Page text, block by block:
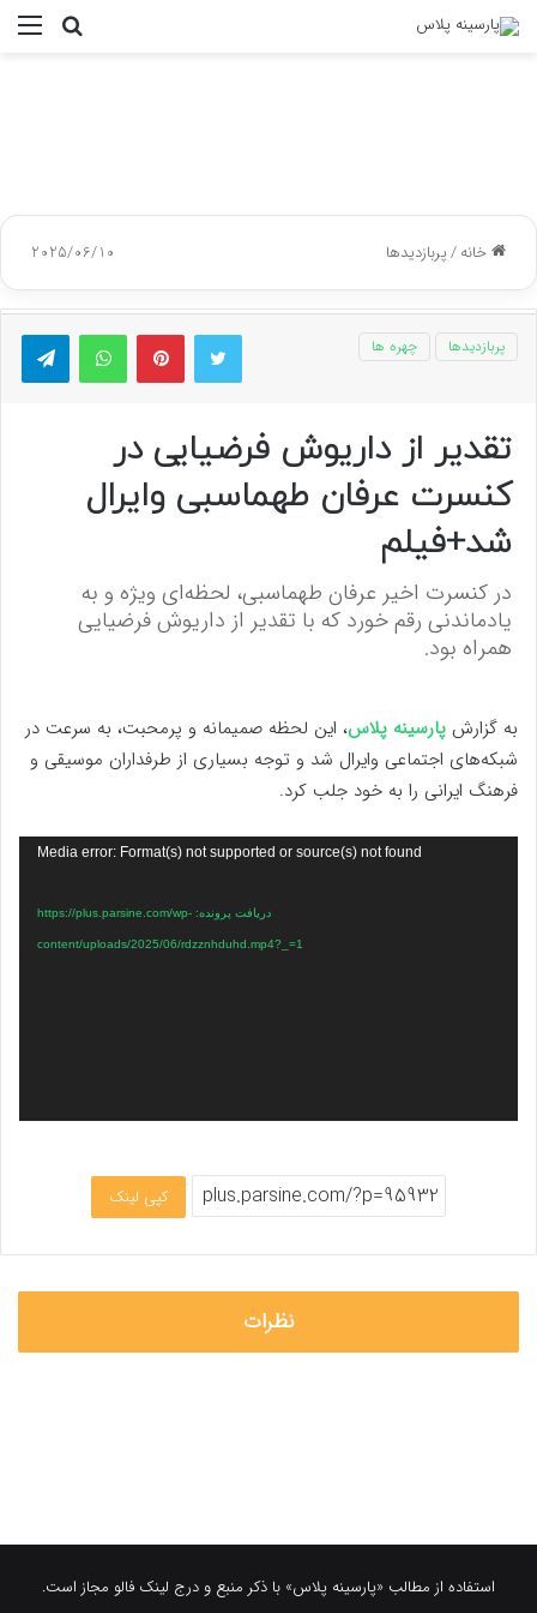
جستجو
خانه/پربازدیدها 2025/06/10
توییتر پینتریستواتس آپ
پربازدیدها چهره ها
تقدیر از داریوش فرضیایی در
کنسرت عرفان طهماسبی وایرال
شد+فیلم
در کنسرت اخیر عرفان طهماسبی، لحظه‌ای ویژه و به
یادماندنی رقم خورد که با تقدیر از داریوش فرضیایی
همراه بود.
به گزارش پارسینه پلاس، این لحظه صمیمانه و پرمحبت، به سرعت در
شبکه‌های اجتماعی وایرال شد و توجه بسیاری از طرفداران موسیقی و
فرهنگ ایرانی را به خود جلب کرد.
Media error: Format(s) not supported or source(s) not found
دریافت پرونده: https://plus.parsine.com/wp-
content/uploads/2025/06/rdzznhduhd.mp4?_=1
کپی لینک
نظرات
استفاده از مطالب «پارسینه پلاس» با ذکر منبع و درج لینک فالو مجاز است.